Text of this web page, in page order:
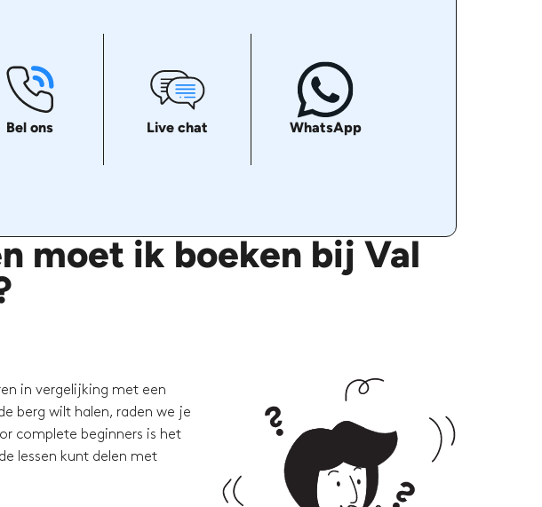
Bel ons Live chat WhatsApp
moet ik boeken bij Val
in vergelijking met een
berg wilt halen, raden we je
complete beginners is het
lessen kunt delen met